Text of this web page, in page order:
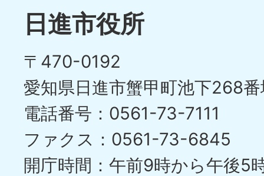
イ
目
の
ス
ラ
イ
ド
日進市役所
〒470-0192
愛知県日進市蟹甲町池下268
電話番号：0561-73-7111
ファクス：0561-73-6845
開庁時間：午前9時から午後5